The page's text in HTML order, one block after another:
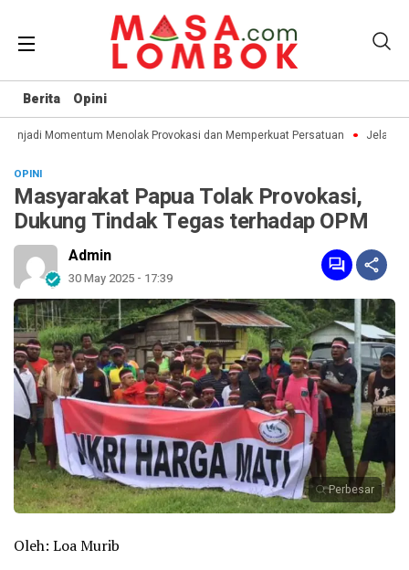
Berita Opini
Momentum Menolak Provokasi dan Memperkuat Persatuan Jelang
OPINI
Masyarakat Papua Tolak Provokasi,
Dukung Tindak Tegas terhadap OPM
Admin
30 May 2025 - 17:39
Perbesar
Oleh: Loa Murib